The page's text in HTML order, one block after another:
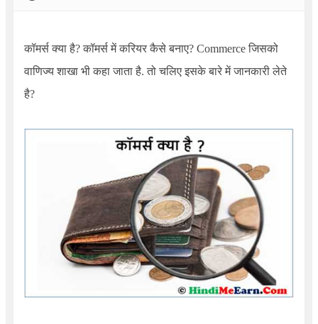
कॉमर्स क्या है? कॉमर्स में करियर कैसे बनाए? Commerceजिसको
वाणिज्य शाखा भी कहा जाता है. तो चलिए इसके बारे में जानकारी लेते
है?